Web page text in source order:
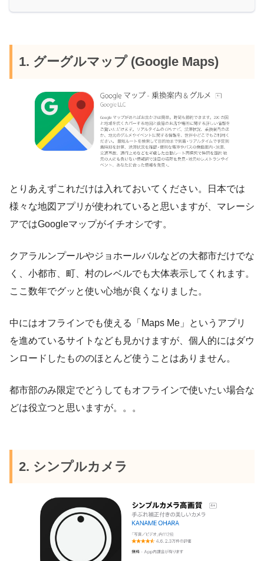
1. グーグルマップ (Google Maps)
とりあえずこれだけは入れておいてください。日本では
様々な地図アプリが使われていると思いますが、マレーシ
アではGoogleマップがイチオシです。
クアラルンプールやジョホールバルなどの大都市だけでな
く、小都市、町、村のレベルでも大体表示してくれます。
ここ数年でグッと使い心地が良くなりました。
中にはオフラインでも使える「Maps Me」というアプリ
を進めているサイトなども見かけますが、個人的にはダウ
ンロードしたもののほとんど使うことはありません。
都市部のみ限定でどうしてもオフラインで使いたい場合な
どは役立つと思いますが。。。
2. シンプルカメラ